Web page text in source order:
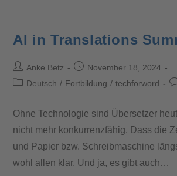
AI in Translations
Anke Betz
November 18, 2024
Deutsch / Fortbildung / techforword
Ohne Technologie sind Übersetzer
nicht mehr konkurrenzfähig. Dass die
und Papier bzw. Schreibmaschine
wohl allen klar. Und ja, es gibt auch…